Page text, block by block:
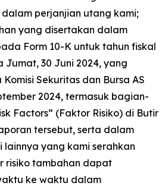
perjanjian utang kami;
yang disertakan dalam
Form 10-K untuk tahun fiskal
30 Juni 2024, yang
Sekuritas dan Bursa AS
2024, termasuk bagian-
Factors” (Faktor Risiko) di Butir
tersebut, serta dalam
lainnya yang kami serahkan
risiko tambahan dapat
ke waktu dalam